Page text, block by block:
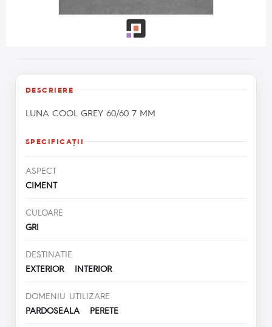
DESCRIERE
LUNA COOL GREY 60/60 7 MM
SPECIFICAŢII
ASPECT
CIMENT
CULOARE
GRI
DESTINATIE
EXTERIOR INTERIOR
DOMENIU UTILIZARE
PARDOSEALA PERETE